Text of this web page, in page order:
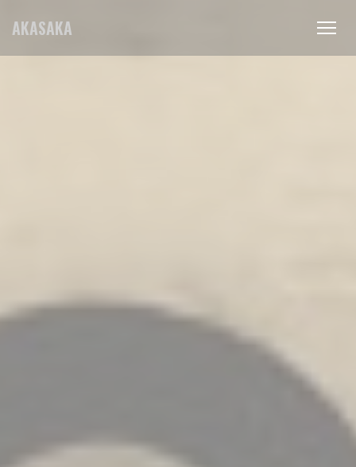
AKASAKA